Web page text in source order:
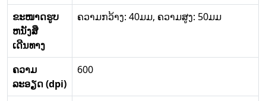
ຂະໜາດຮູບ
ຫນັງສື
ເດີນທາງ
ຄວາມກວ້າງ: 40ມມ, ຄວາມສູງ: 50ມມ
ຄວາມ
ລະອຽດ (dpi)
600